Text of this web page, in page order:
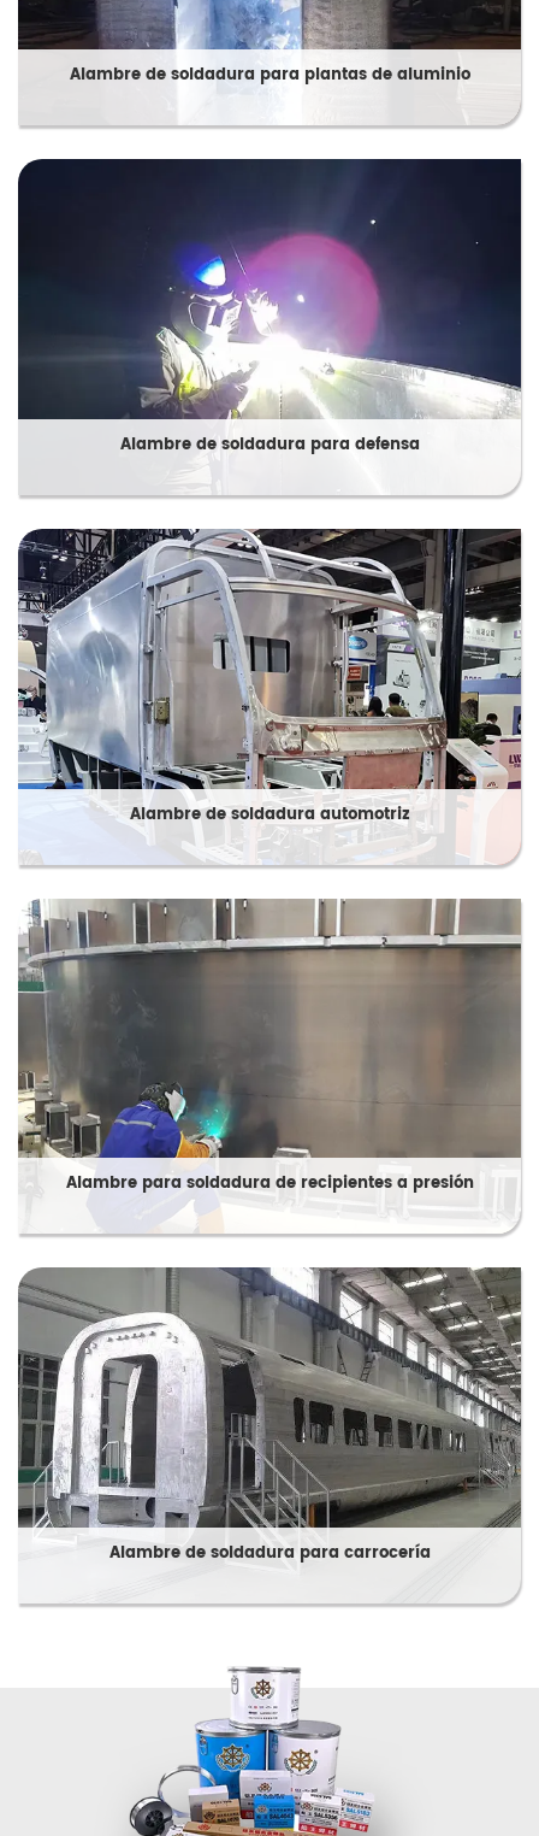
Alambre de soldadura para plantas de aluminio
Alambre de soldadura para defensa
Alambre de soldadura automotriz
Alambre para soldadura de recipientes a presión
Alambre de soldadura para carrocería